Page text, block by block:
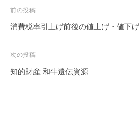
投
稿
ビ
ゲ
前の投稿
消費税率引上げ前後の値上げ・値下げ
次の投稿
知的財産 和牛遺伝資源